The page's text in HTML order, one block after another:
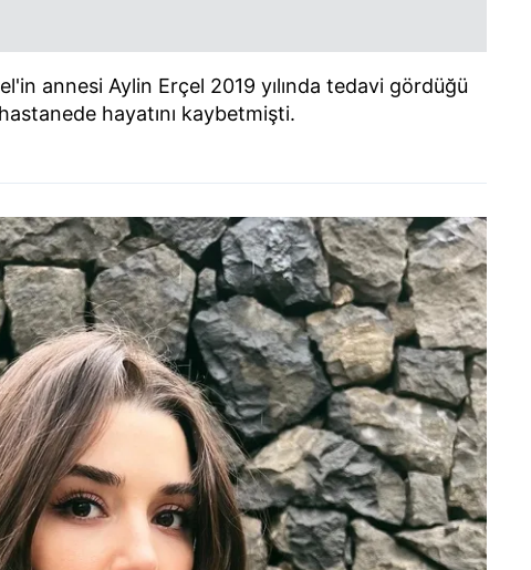
annesi Aylin Erçel 2019 yılında tedavi gördüğü
hastanede hayatını kaybetmişti.